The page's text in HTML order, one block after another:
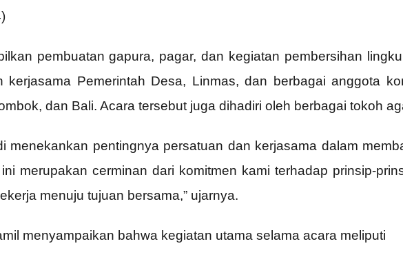
pembuatan gapura, pagar, dan kegiatan pembersihan
kerjasama Pemerintah Desa, Linmas, dan berbagai anggota
dan Bali. Acara tersebut juga dihadiri oleh berbagai tokoh
menekankan pentingnya persatuan dan kerjasama dalam
merupakan cerminan dari komitmen kami terhadap prinsip-
menuju tujuan bersama,” ujarnya.
menyampaikan bahwa kegiatan utama selama acara meliputi